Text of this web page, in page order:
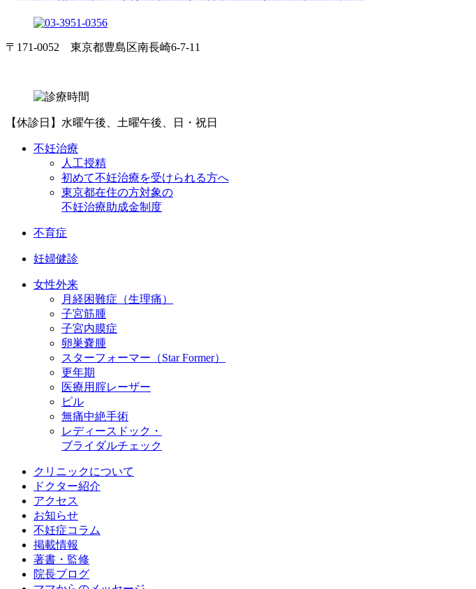
〒171-0052 東京都豊島区南長崎6-7-11
【休診日】水曜午後、土曜午後、日・祝日
不妊治療
人工授精
初めて不妊治療を受けられる方へ
東京都在住の方対象の
不妊治療助成金制度
不育症
妊婦健診
女性外来
月経困難症（生理痛）
子宮筋腫
子宮内膜症
卵巣嚢腫
スターフォーマー（Star Former）
更年期
医療用腟レーザー
ピル
無痛中絶手術
レディースドック・
ブライダルチェック
クリニックについて
ドクター紹介
アクセス
お知らせ
不妊症コラム
掲載情報
著書・監修
院長ブログ